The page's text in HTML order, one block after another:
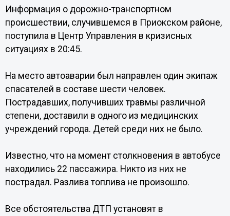
Информация о дорожно-транспортном
происшествии, случившемся в Приокском районе,
поступила в Центр Управления в кризисных
ситуациях в 20:45.
На место автоаварии был направлен один экипаж
спасателей в составе шести человек.
Пострадавших, получивших травмы различной
степени, доставили в одного из медицинских
учреждений города. Детей среди них не было.
Известно, что на момент столкновения в автобусе
находились 22 пассажира. Никто из них не
пострадал. Разлива топлива не произошло.
Все обстоятельства ДТП установят в